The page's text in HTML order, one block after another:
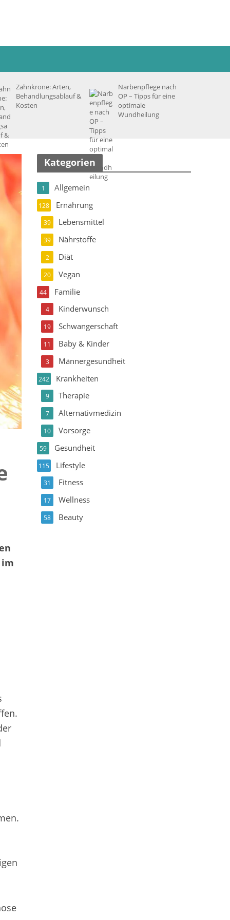
Zahnkrone: Arten,
Behandlungsablauf &
Kosten
Narbenpflege nach
OP – Tipps für eine
optimale
Wundheilung
im
Kategorien
Allgemein
1
Ernährung
128
Lebensmittel
39
Nährstoffe
39
Diät
2
Vegan
20
Familie
44
Kinderwunsch
4
Schwangerschaft
19
Baby & Kinder
11
Männergesundheit
3
Krankheiten
242
Therapie
9
Alternativmedizin
7
Vorsorge
10
Gesundheit
59
Lifestyle
115
Fitness
31
Wellness
17
Beauty
58